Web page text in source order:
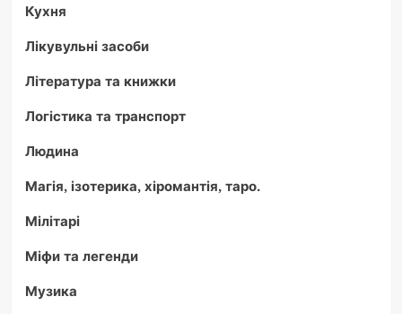
Кухня
Лікувульні засоби
Література та книжки
Логістика та транспорт
Людина
Магія, ізотерика, хіромантія, таро.
Мілітарі
Міфи та легенди
Музика